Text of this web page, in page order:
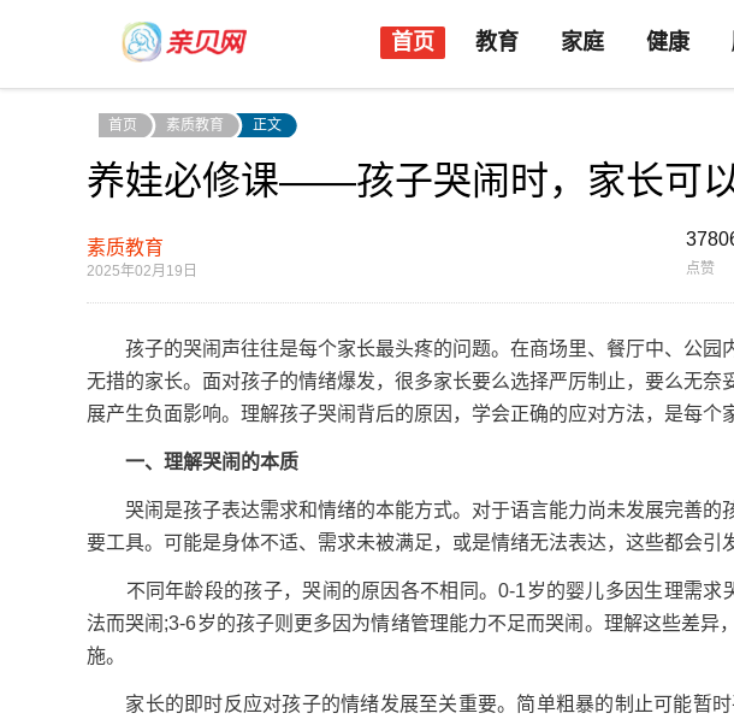
首页 教育 家庭 健康
首页 素质教育 正文
养娃必修课——孩子哭闹时，家长可
素质教育
2025年02月19日 点赞
孩子的哭闹声往往是每个家长最头疼的问题。在商场里、餐厅中、公园
无措的家长。面对孩子的情绪爆发，很多家长要么选择严厉制止，要么无奈
展产生负面影响。理解孩子哭闹背后的原因，学会正确的应对方法，是每个
一、理解哭闹的本质
哭闹是孩子表达需求和情绪的本能方式。对于语言能力尚未发展完善的
要工具。可能是身体不适、需求未被满足，或是情绪无法表达，这些都会引
不同年龄段的孩子，哭闹的原因各不相同。0-1岁的婴儿多因生理需求
法而哭闹;3-6岁的孩子则更多因为情绪管理能力不足而哭闹。理解这些差异
施。
家长的即时反应对孩子的情绪发展至关重要。简单粗暴的制止可能暂时